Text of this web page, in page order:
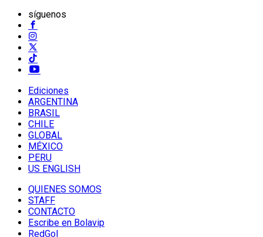
síguenos
Ediciones
ARGENTINA
BRASIL
CHILE
GLOBAL
MÉXICO
PERU
US ENGLISH
QUIENES SOMOS
STAFF
CONTACTO
Escribe en Bolavip
RedGol